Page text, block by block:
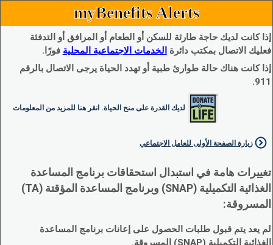
myBenefits Alerts
إذا كانت لديك حاجة طارئة للسكن أو الطعام أو المرافق أو التدفئة
فعليك الاتصال بمكتب دائرة الخدمات الاجتماعية المحلية فورًا.
إذا كانت هناك حالة طوارئ طبية أو تهدد الحياة يرجى الاتصال بالرقم
911.
لديك القدرة على منح الحياة. انقر هنا للمزيد من المعلومات
زيارة الصفحة الأولى للعامل الاجتماعي
تغييرات هامة في استبدال استحقاقات برنامج المساعدة
الغذائية التكميلية (SNAP) وبرنامج المساعدة المؤقتة (TA)
المسروقة:
لم يعد يتم قبول طلبات الحصول على إعانات برنامج المساعدة
الغذائية التكميلية (SNAP) المسروقة.